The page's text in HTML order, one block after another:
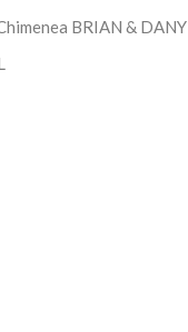
BRIAN & DANY